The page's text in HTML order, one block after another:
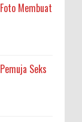
Membuat
Seks